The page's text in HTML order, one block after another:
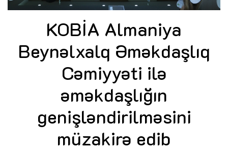
KOBİA Almaniya
Beynəlxalq Əməkdaşlıq
Cəmiyyəti ilə
əməkdaşlığın
genişləndirilməsini
müzakirə edib